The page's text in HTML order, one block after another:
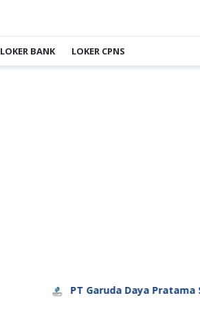
LOKER BANK LOKER CPNS
PT Garuda Daya Pratama